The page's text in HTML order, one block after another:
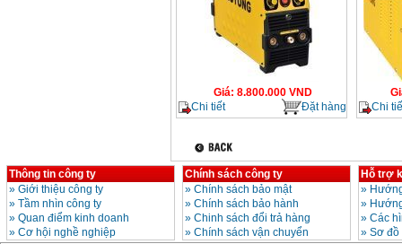
Giá: 8.800.000VND
Chi tiết
Đặt hàng
Chi
Thông tin công ty
» Giới thiệu công ty
» Tầm nhìn công ty
» Quan điểm kinh doanh
» Cơ hội nghề nghiệp
Chính sách công ty
» Chính sách bảo mật
» Chính sách bảo hành
» Chinh sách đổi trả hàng
» Chính sách vận chuyển
Hỗ trợ
»
»
» Các
» Sơ